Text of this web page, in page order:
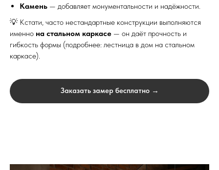
Камень — добавляет монументальности и надёжности.
💡 Кстати, часто нестандартные конструкции выполняются
именно на стальном каркасе — он даёт прочность и
гибкость формы (подробнее: лестница в дом на стальном
каркасе).
Заказать замер бесплатно →